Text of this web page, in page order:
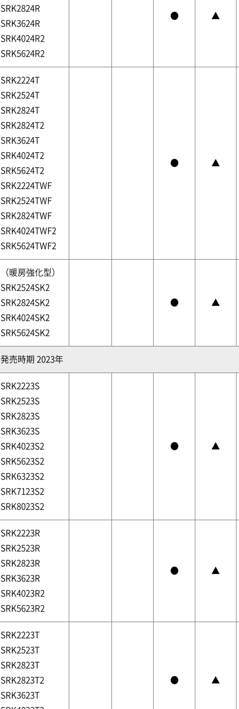
SRK2824R
SRK3624R
SRK4024R2
SRK5624R2
● ▲
SRK2224T
SRK2524T
SRK2824T
SRK2824T2
SRK3624T
SRK4024T2
SRK5624T2
SRK2224TWF
SRK2524TWF
SRK2824TWF
SRK4024TWF2
SRK5624TWF2
● ▲
（暖房強化型）
SRK2524SK2
SRK2824SK2
SRK4024SK2
SRK5624SK2
● ▲
発売時期 2023年
SRK2223S
SRK2523S
SRK2823S
SRK3623S
SRK4023S2
SRK5623S2
SRK6323S2
SRK7123S2
SRK8023S2
● ▲
SRK2223R
SRK2523R
SRK2823R
SRK3623R
SRK4023R2
SRK5623R2
● ▲
SRK2223T
SRK2523T
SRK2823T
SRK2823T2
SRK3623T
● ▲